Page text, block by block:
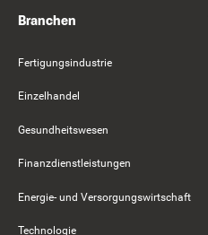
Branchen
Fertigungsindustrie
Einzelhandel
Gesundheitswesen
Finanzdienstleistungen
Energie- und Versorgungswirtschaft
Technologie